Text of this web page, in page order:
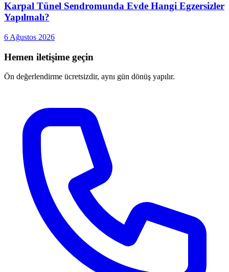
Karpal Tünel Sendromunda Evde Hangi Egzersizler
Yapılmalı?
6 Ağustos 2026
Hemen iletişime geçin
Ön değerlendirme ücretsizdir, aynı gün dönüş yapılır.